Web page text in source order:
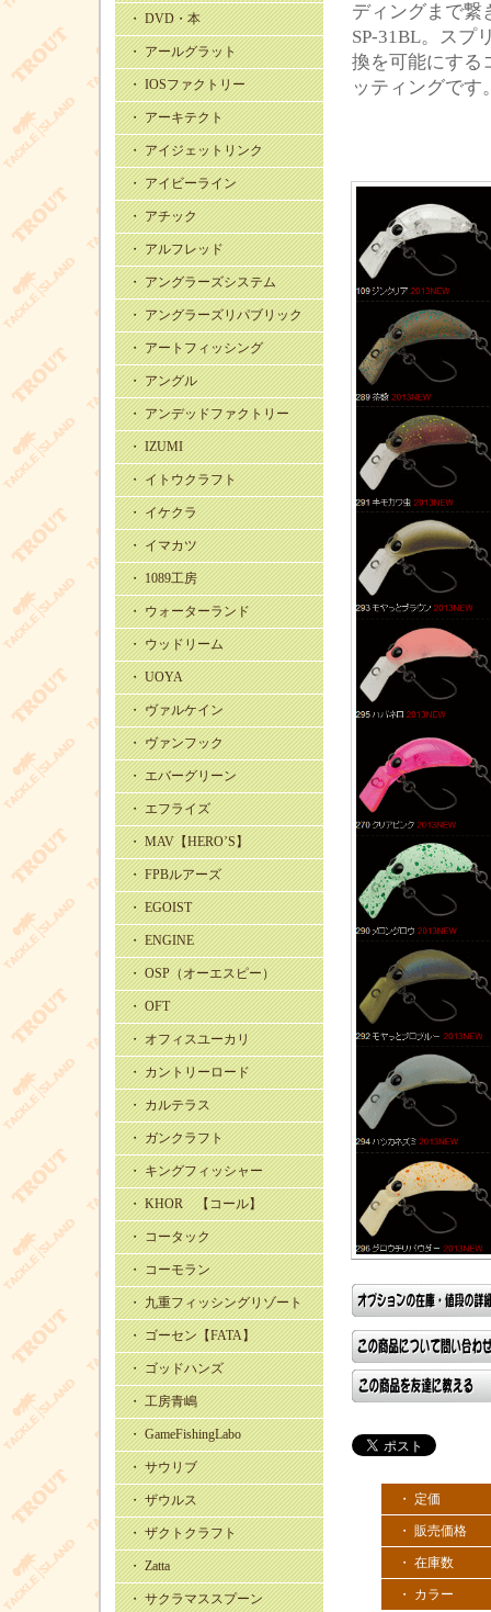
・ DVD・本
・ アールグラット
・ IOSファクトリー
・ アーキテクト
・ アイジェットリンク
・ アイビーライン
・ アチック
・ アルフレッド
・ アングラーズシステム
・ アングラーズリパブリック
・ アートフィッシング
・ アングル
・ アンデッドファクトリー
・ IZUMI
・ イトウクラフト
・ イケクラ
・ イマカツ
・ 1089工房
・ ウォーターランド
・ ウッドリーム
・ UOYA
・ ヴァルケイン
・ ヴァンフック
・ エバーグリーン
・ エフライズ
・ MAV【HERO’S】
・ FPBルアーズ
・ EGOIST
・ ENGINE
・ OSP（オーエスピー）
・ OFT
・ オフィスユーカリ
・ カントリーロード
・ カルテラス
・ ガンクラフト
・ キングフィッシャー
・ KHOR 【コール】
・ コータック
・ コーモラン
・ 九重フィッシングリゾート
・ ゴーセン【FATA】
・ ゴッドハンズ
・ 工房青嶋
・ GameFishingLabo
・ サウリブ
・ ザウルス
・ ザクトクラフト
・ Zatta
・ サクラマススプーン
ディングまで繋
SP-31BL。スプ
換を可能にする
ッティングです
・ 定価
・ 販売価格
・ 在庫数
・ カラー